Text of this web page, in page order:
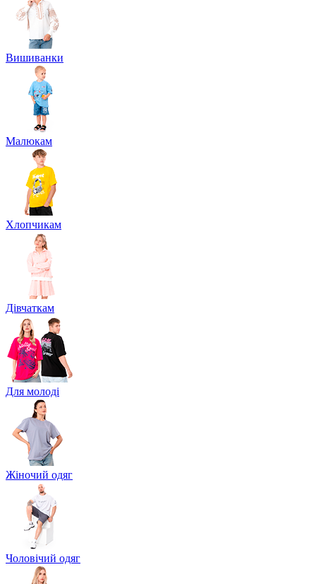
Вишиванки
Малюкам
Хлопчикам
Дівчаткам
Для молоді
Жіночий одяг
Чоловічий одяг